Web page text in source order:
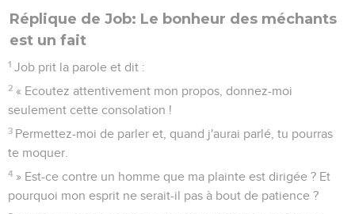
Réplique de Job: Le bonheur des méchants
est un fait
1 Job prit la parole et dit :
2 « Ecoutez attentivement mon propos, donnez-moi
seulement cette consolation !
3 Permettez-moi de parler et, quand j'aurai parlé, tu pourras
te moquer.
4 » Est-ce contre un homme que ma plainte est dirigée ? Et
pourquoi mon esprit ne serait-il pas à bout de patience ?